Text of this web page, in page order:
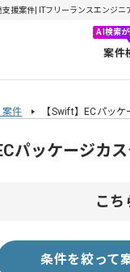
支援案件| ITフリーランスエンジ
AI検索が
案件
件 【Swift】ECパッ
パッケージカ
こ
条件を絞って